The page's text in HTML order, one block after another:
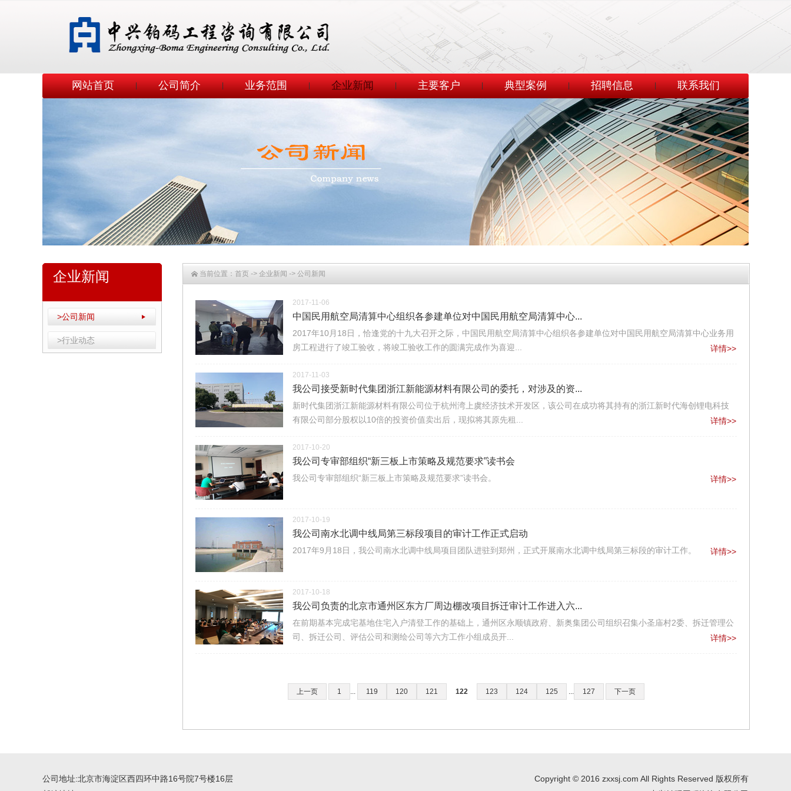
网站首页 公司简介 业务范围 企业新闻 主要客户 典型案例 招聘信息 联系我们
企业新闻
>公司新闻
>行业动态
当前位置： 首页 -> 企业新闻 -> 公司新闻
2017-11-06
中国民用航空局清算中心组织各参建单位对中国民用航空局清算中心...
2017年10月18日，恰逢党的十九大召开之际，中国民用航空局清算中心组织各参建单位对中国民用航空局清算中心业务用
房工程进行了竣工验收，将竣工验收工作的圆满完成作为喜迎...
详情>>
2017-11-03
我公司接受新时代集团浙江新能源材料有限公司的委托，对涉及的资...
新时代集团浙江新能源材料有限公司位于杭州湾上虞经济技术开发区，该公司在成功将其持有的浙江新时代海创锂电科技
有限公司部分股权以10倍的投资价值卖出后，现拟将其原先租...
详情>>
2017-10-20
我公司专审部组织“新三板上市策略及规范要求”读书会
我公司专审部组织“新三板上市策略及规范要求”读书会。 详情>>
2017-10-19
我公司南水北调中线局第三标段项目的审计工作正式启动
2017年9月18日，我公司南水北调中线局项目团队进驻到郑州，正式开展南水北调中线局第三标段的审计工作。 详情>>
2017-10-18
我公司负责的北京市通州区东方厂周边棚改项目拆迁审计工作进入六...
在前期基本完成宅基地住宅入户清登工作的基础上，通州区永顺镇政府、新奥集团公司组织召集小圣庙村2委、拆迁管理公
司、拆迁公司、评估公司和测绘公司等六方工作小组成员开...
详情>>
上一页 1 ... 119 120 121 122 123 124 125 ... 127 下一页
公司地址:北京市海淀区西四环中路16号院7号楼16层
Copyright © 2016 zxxsj.com All Rights Reserved 版权所有